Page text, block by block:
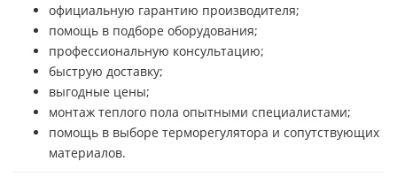
официальную гарантию производителя;
помощь в подборе оборудования;
профессиональную консультацию;
быструю доставку;
выгодные цены;
монтаж теплого пола опытными специалистами;
помощь в выборе терморегулятора и сопутствующих
материалов.